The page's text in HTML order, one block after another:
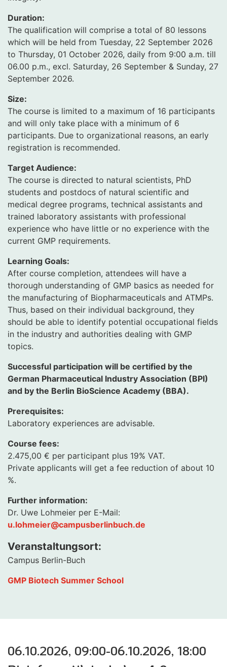
Duration:
The qualification will comprise a total of 80 lessons
which will be held from Tuesday, 22 September 2026
to Thursday, 01 October 2026, daily from 9:00 a.m. till
06.00 p.m., excl. Saturday, 26 September & Sunday, 27
September 2026.
Size:
The course is limited to a maximum of 16 participants
and will only take place with a minimum of 6
participants. Due to organizational reasons, an early
registration is recommended.
Target Audience:
The course is directed to natural scientists, PhD
students and postdocs of natural scientific and
medical degree programs, technical assistants and
trained laboratory assistants with professional
experience who have little or no experience with the
current GMP requirements.
Learning Goals:
After course completion, attendees will have a
thorough understanding of GMP basics as needed for
the manufacturing of Biopharmaceuticals and ATMPs.
Thus, based on their individual background, they
should be able to identify potential occupational fields
in the industry and authorities dealing with GMP
topics.
Successful participation will be certified by the
German Pharmaceutical Industry Association (BPI)
and by the Berlin BioScience Academy (BBA).
Prerequisites:
Laboratory experiences are advisable.
Course fees:
2.475,00 € per participant plus 19% VAT.
Private applicants will get a fee reduction of about 10
%.
Further information:
Dr. Uwe Lohmeier per E-Mail:
u.lohmeier@campusberlinbuch.de
Veranstaltungsort:
Campus Berlin-Buch
GMP Biotech Summer School
06.10.2026, 09:00-06.10.2026, 18:00